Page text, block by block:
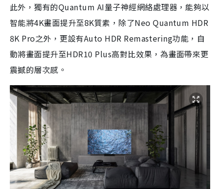
此外，獨有的Quantum AI量子神經網絡處理器，能夠以
智能將4K畫面提升至8K質素，除了Neo Quantum HDR
8K Pro之外，更設有Auto HDR Remastering功能，自
動將畫面提升至HDR10 Plus高對比效果，為畫面帶來更
震撼的層次感。